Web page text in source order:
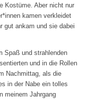
Kostüme. Aber nicht nur
kamen verkleidet
gut ankam und sie dabei
Spaß und strahlenden
und in die Rollen
Nachmittag, als die
in der Nabe ein tolles
meinem Jahrgang